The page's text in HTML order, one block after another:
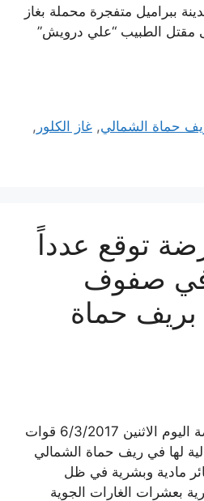
ببراميل متفجرة محملة بغاز
مقتل الطبيب “علي درويش”
حماة الشمالي,غاز الكلور ,
توقع عدداً
في صفوف
بريف حماة
استهدفت قوات المعارضة اليوم الاثنين 6/3/2017 قوات
لها في ريف حماة الشمالي
مادية وبشرية في ظل
بعشرات الغارات الجوية